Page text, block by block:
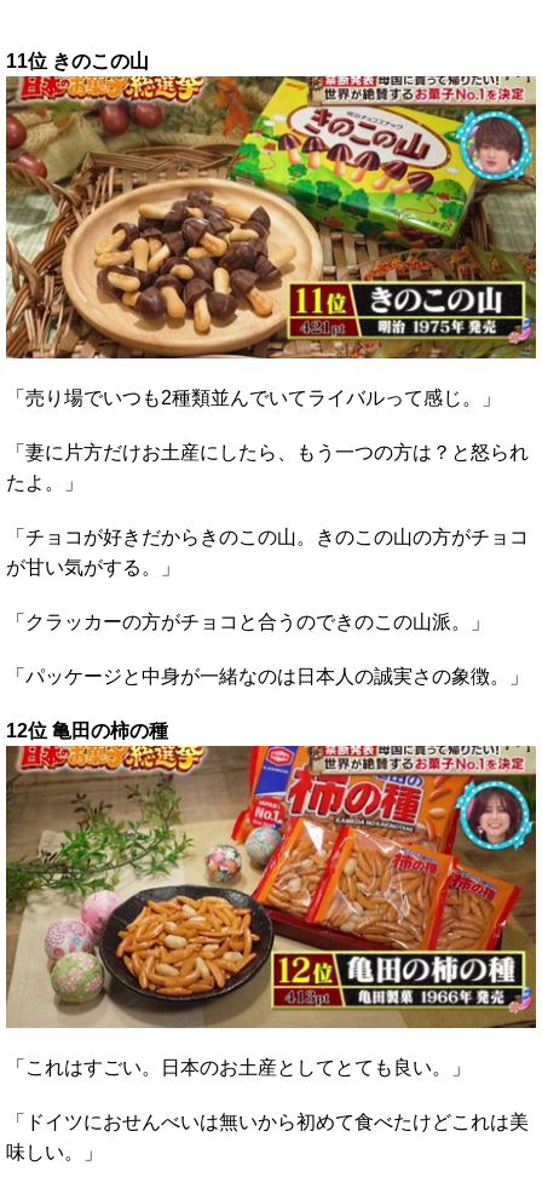
11位 きのこの山
「売り場でいつも2種類並んでいてライバルって感じ。」
「妻に片方だけお土産にしたら、もう一つの方は？と怒られ
たよ。」
「チョコが好きだからきのこの山。きのこの山の方がチョコ
が甘い気がする。」
「クラッカーの方がチョコと合うのできのこの山派。」
「パッケージと中身が一緒なのは日本人の誠実さの象徴。」
12位 亀田の柿の種
「これはすごい。日本のお土産としてとても良い。」
「ドイツにおせんべいは無いから初めて食べたけどこれは美
味しい。」